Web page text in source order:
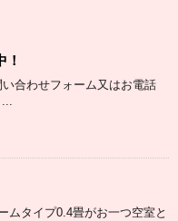
合わせフォーム又はお電話
...
ムタイプ0.4畳がお一つ空室と